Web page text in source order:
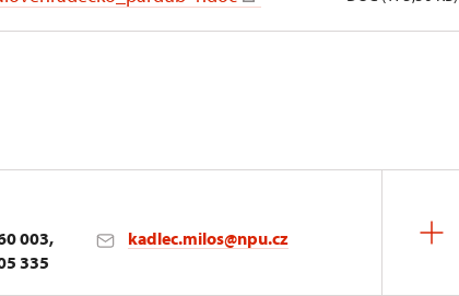
003,
335
kadlec.milos@npu.cz